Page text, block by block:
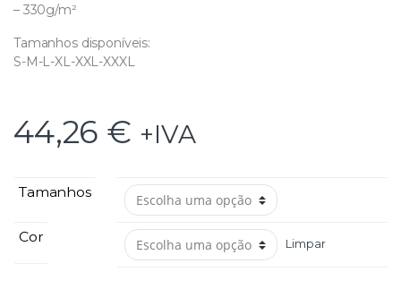
– 330g/m²
Tamanhos disponíveis:
S-M-L-XL-XXL-XXXL
44,26 € +IVA
Tamanhos
Cor Limpar